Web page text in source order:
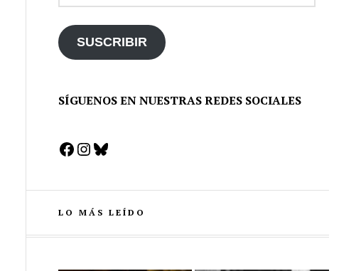
SUSCRIBIR
SÍGUENOS EN NUESTRAS REDES SOCIALES
Facebook
Instagram
Bluesky
LO MÁS LEÍDO